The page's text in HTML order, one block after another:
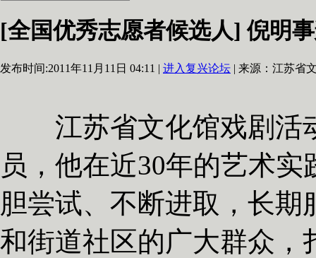
[全国优秀志愿者候选人] 倪明
发布时间:2011年11月11日 04:11 | 进入复兴论坛 | 来源： 江苏省
江苏省文化馆戏剧活
员，他在近30年的艺术
胆尝试、不断进取，长
和街道社区的广大群众，